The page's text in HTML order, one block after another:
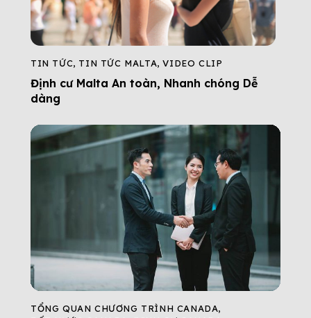
TIN TỨC, TIN TỨC MALTA,VIDEO CLIP
Định cư Malta An toàn, Nhanh chóng Dễ
dàng
TỔNG QUAN CHƯƠNG TRÌNH CANADA,